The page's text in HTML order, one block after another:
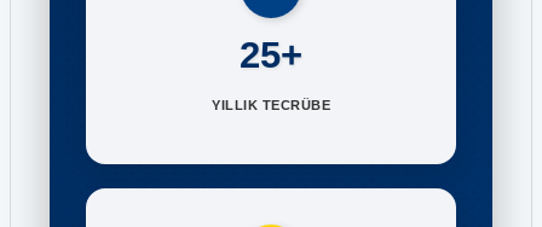
25+
YILLIK TECRÜBE